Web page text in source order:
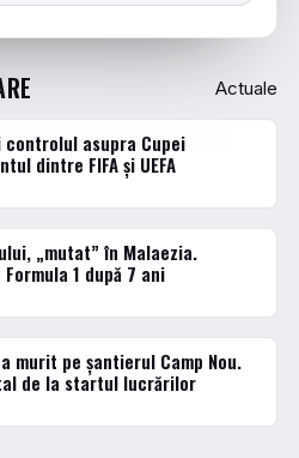
Actuale
asupra Cupei
dintre FIFA și UEFA
„mutat” în Malaezia.
1 după 7 ani
murit pe șantierul Camp Nou.
de la startul lucrărilor